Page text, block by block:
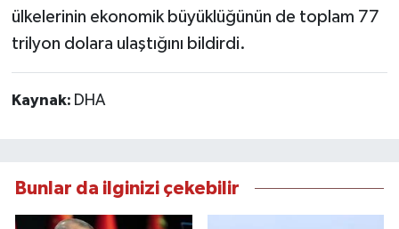
ülkelerinin ekonomik büyüklüğünün de toplam 77
trilyon dolara ulaştığını bildirdi.
Kaynak: DHA
Bunlar da ilginizi çekebilir